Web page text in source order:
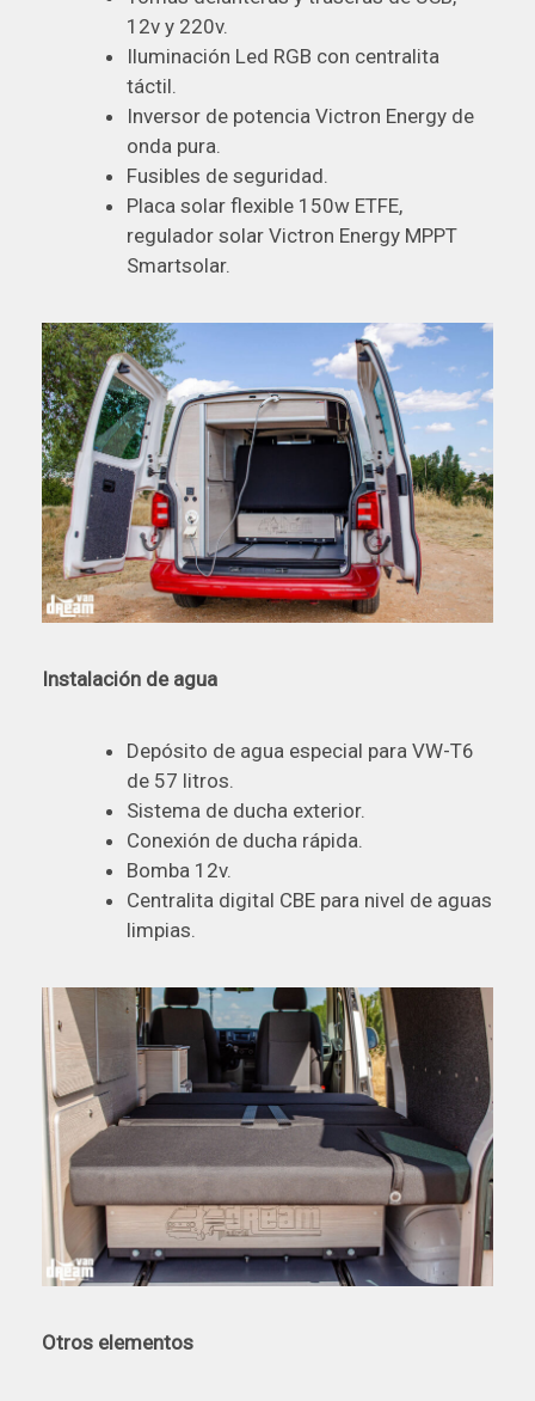
12v y 220v.
Iluminación Led RGB con centralita
táctil.
Inversor de potencia Victron Energy de
onda pura.
Fusibles de seguridad.
Placa solar flexible 150w ETFE,
regulador solar Victron Energy MPPT
Smartsolar.
Instalación de agua
Depósito de agua especial para VW-T6
de 57 litros.
Sistema de ducha exterior.
Conexión de ducha rápida.
Bomba 12v.
Centralita digital CBE para nivel de aguas
limpias.
Otros elementos